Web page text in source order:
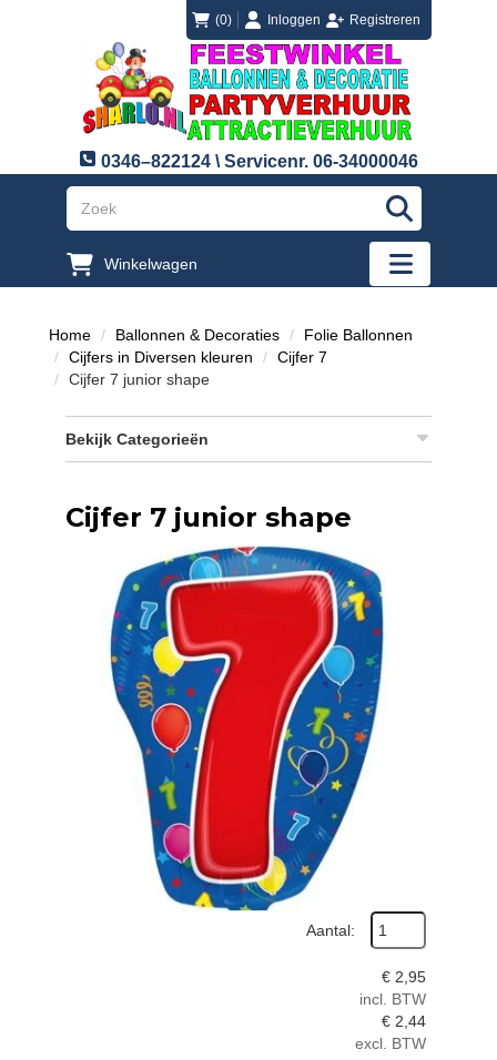
(0) loginInloggen
registreren Registreren
0346–822124 \ Servicenr. 06-34000046
"Zoeken
Winkelwagen
"Toggle
Home Ballonnen & Decoraties
Folie Ballonnen
Cijfers in Diversen kleuren
Cijfer 7
Cijfer 7 junior shape
Bekijk Categorieën
Cijfer 7 junior shape
Aantal:
€ 2,95
incl. BTW
€ 2,44
excl. BTW